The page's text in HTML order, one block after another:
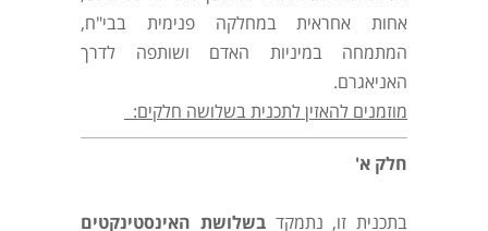
אחות אחראית במחלקה פנימית בבי"ח,
המתמחה במיניות האדם ושותפה לדרך
האניאגרם.
מוזמנים להאזין לתכנית בשלושה חלקים:
חלק א'
בתכנית זו, נתמקדבשלושת האינסטינקטים